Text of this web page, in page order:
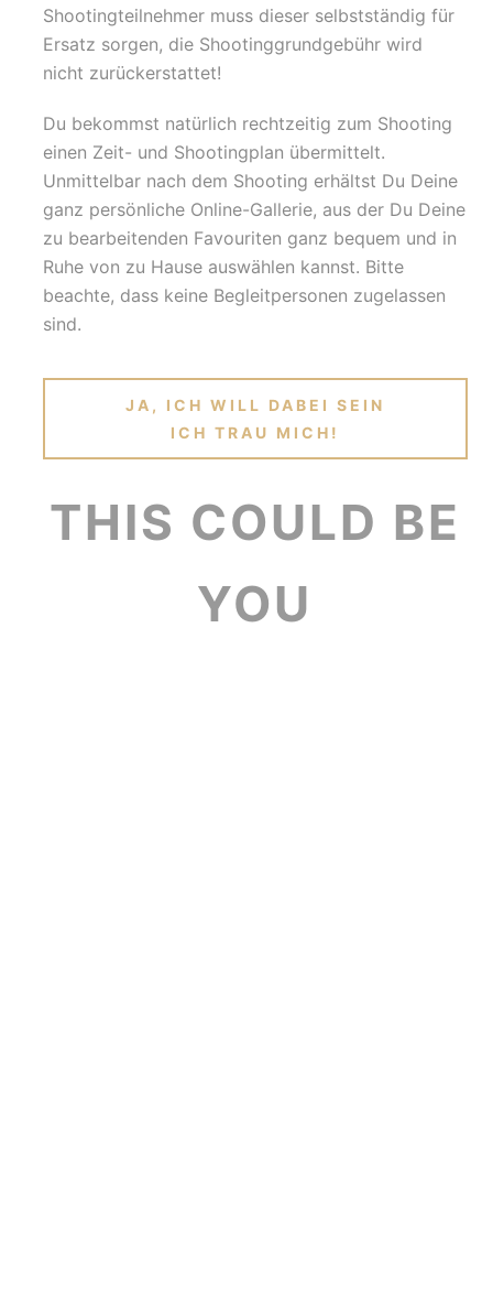
Shootingteilnehmer muss dieser selbstständig für
Ersatz sorgen, die Shootinggrundgebühr wird
nicht zurückerstattet!
Du bekommst natürlich rechtzeitig zum Shooting
einen Zeit- und Shootingplan übermittelt.
Unmittelbar nach dem Shooting erhältst Du Deine
ganz persönliche Online-Gallerie, aus der Du Deine
zu bearbeitenden Favouriten ganz bequem und in
Ruhe von zu Hause auswählen kannst. Bitte
beachte, dass keine Begleitpersonen zugelassen
sind.
JA, ICH WILL DABEI SEIN
ICH TRAU MICH!
THIS COULD BE
YOU